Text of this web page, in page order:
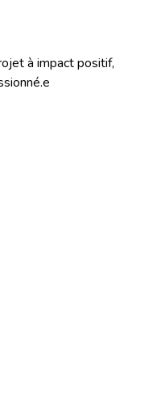
à impact positif,